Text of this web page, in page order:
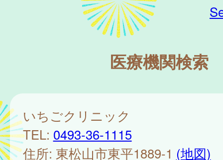
医療機関検索
いちごクリニック
TEL: 0493-36-1115
住所: 東松山市東平1889-1 (地図)